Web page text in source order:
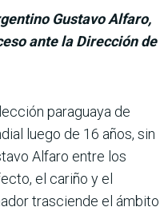
Gustavo Alfaro,
ante la Dirección de
para­guaya de
luego de 16 años, sin
Alfaro entre los
el cariño y el
tras­ciende el ámbito